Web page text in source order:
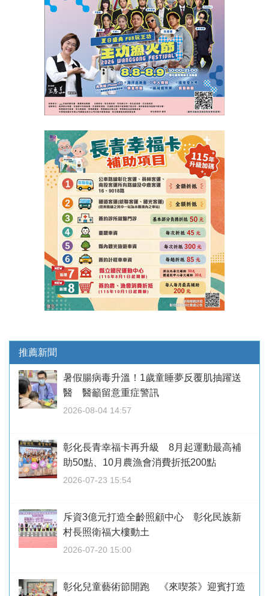
推薦新聞
暑假腸病毒升溫！1歲童睡夢反覆肌抽躍送
醫 醫籲留意重症警訊
2026-08-04 14:57
彰化長青幸福卡再升級 8月起運動最高補
助50點、10月農漁會消費折抵200點
2026-07-23 15:54
斥資3億元打造全齡照顧中心 彰化民族新
村長照衛福大樓動土
2026-07-20 15:00
彰化兒童藝術節開跑 《來喫茶》迎賓打造